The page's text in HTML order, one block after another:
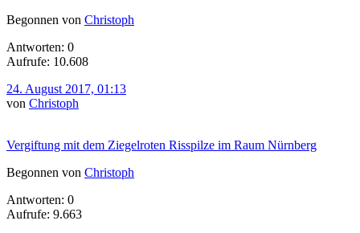
Begonnen von Christoph
Antworten: 0
Aufrufe: 10.608
24. August 2017, 01:13
von Christoph
Vergiftung mit dem Ziegelroten Risspilze im Raum Nürnberg
Begonnen von Christoph
Antworten: 0
Aufrufe: 9.663